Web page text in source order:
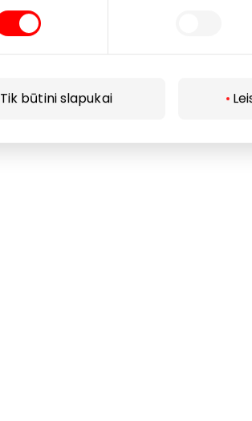
Tik būtini slapukai
Navigacija
Parduotuvės
Restoranai ir kavinės